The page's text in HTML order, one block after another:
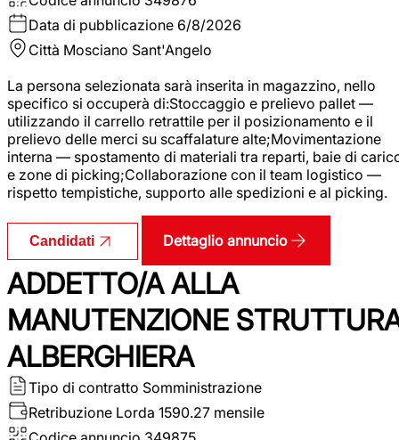
Data di pubblicazione 6/8/2026
Città Mosciano Sant'Angelo
La persona selezionata sarà inserita in magazzino, nello
specifico si occuperà di:Stoccaggio e prelievo pallet —
utilizzando il carrello retrattile per il posizionamento e il
prelievo delle merci su scaffalature alte;Movimentazione
interna — spostamento di materiali tra reparti, baie di
e zone di picking;Collaborazione con il team logistico —
rispetto tempistiche, supporto alle spedizioni e al picking.
Candidati Dettaglio annuncio
ADDETTO/A ALLA
MANUTENZIONE
ALBERGHIERA
Tipo di contratto Somministrazione
Retribuzione Lorda 1590.27 mensile